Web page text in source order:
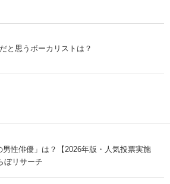
と思うボーカリストは？
性俳優」は？【2026年版・人気投票実施
ぼリサーチ